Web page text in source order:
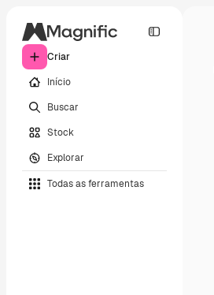
Criar
Início
Buscar
Stock
Explorar
Todas as ferramentas